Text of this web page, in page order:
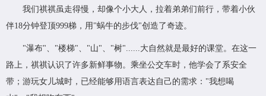
我们祺祺虽走得慢，却像个小大人，拉着弟弟们前行，带着小伙
伴18分钟登顶999梯，用"蜗牛的步伐"创造了奇迹。
"瀑布"、"楼梯"、"山"、"树"......大自然就是最好的课堂。在这一
路上，祺祺认识了许多新鲜事物。乘坐公交车时，他学会了系安全
带；游玩女儿城时，已经能够用语言表达自己的需求："我想喝